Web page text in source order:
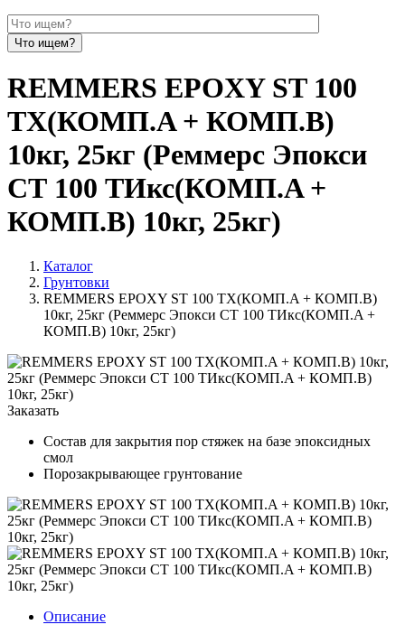
REMMERS EPOXY ST 100
TX(КОМП.A + КОМП.В)
10кг, 25кг (Реммерс Эпокси
СТ 100 ТИкс(КОМП.A +
КОМП.В) 10кг, 25кг)
Каталог
Грунтовки
REMMERS EPOXY ST 100 TX(КОМП.A + КОМП.В)
10кг, 25кг (Реммерс Эпокси СТ 100 ТИкс(КОМП.A +
КОМП.В) 10кг, 25кг)
Заказать
Состав для закрытия пор стяжек на базе эпоксидных
смол
Порозакрывающее грунтование
Описание